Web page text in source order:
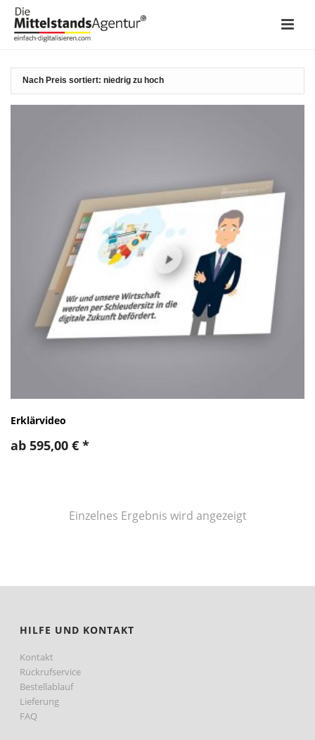
Erklärvideo
ab 595,00 € *
Einzelnes Ergebnis wird angezeigt
HILFE UND KONTAKT
Kontakt
Rückrufservice
Bestellablauf
Lieferung
FAQ